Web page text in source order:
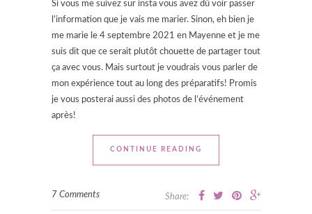
Si vous me suivez sur insta vous avez dû voir passer
l’information que je vais me marier. Sinon, eh bien je
me marie le 4 septembre 2021 en Mayenne et je me
suis dit que ce serait plutôt chouette de partager tout
ça avec vous. Mais surtout je voudrais vous parler de
mon expérience tout au long des préparatifs! Promis
je vous posterai aussi des photos de l’événement
après!
CONTINUE READING
7 Comments Share: